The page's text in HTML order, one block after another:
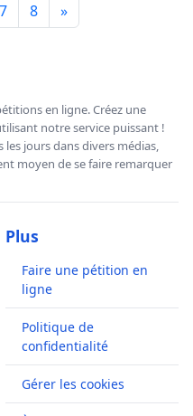
7 8 »
en ligne. Créez une
notre service puissant !
jours dans divers médias,
moyen de se faire remarquer
Plus
Faire une pétition en
ligne
Politique de
confidentialité
Gérer les cookies